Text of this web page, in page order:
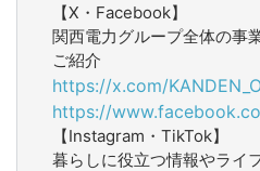
【X・Facebook】
関西電力グループ全体の事
ご紹介
https://x.com/
https://
【Instagram・TikTok】
暮らしに役立つ情報やライ